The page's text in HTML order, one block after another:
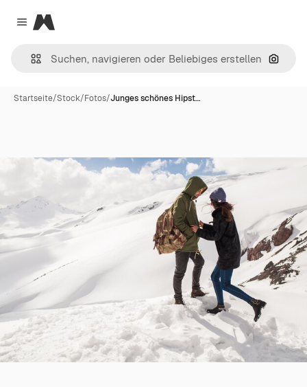
Close menu
Magnific
Nach
Startseite/Stock/Fotos/Junges schönes Hipst…